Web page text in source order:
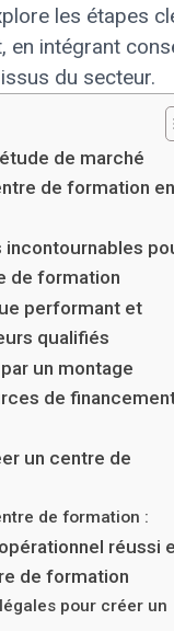
les étapes
en intégrant
du secteur.
de marché
de formation
incontournables
de formation
performant et
qualifiés
un montage
de
un centre de
de formation :
réussi
de formation
pour créer un